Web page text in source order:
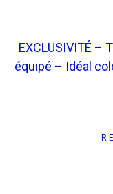
EXCLUSIVITÉ –
équipé – Idéal